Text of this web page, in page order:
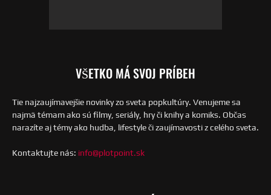
VŠETKO MÁ SVOJ PRÍBEH
Tie najzaujímavejšie novinky zo sveta popkultúry. Venujeme sa
najmä témam ako sú filmy, seriály, hry či knihy a komiks. Občas
narazíte aj témy ako hudba, lifestyle či zaujímavosti z celého sveta.
Kontaktujte nás: info@plotpoint.sk